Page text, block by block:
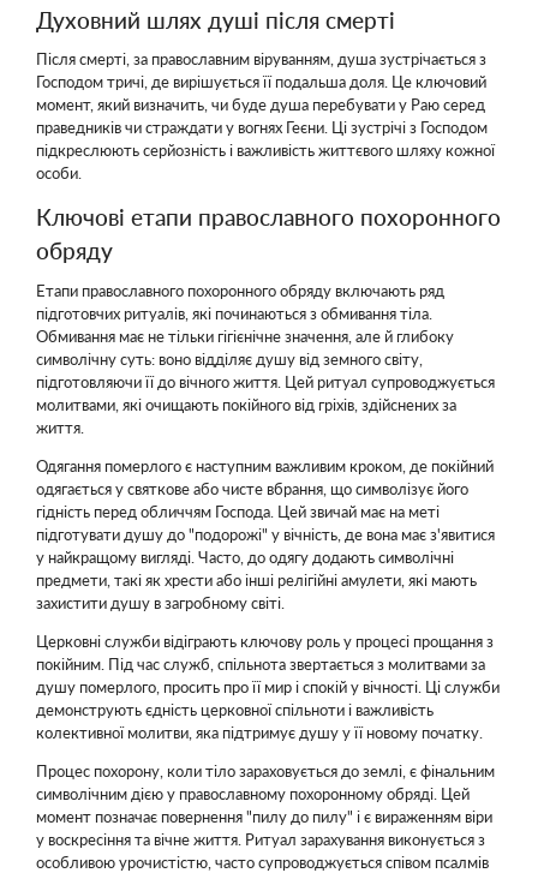
Духовний шлях душі після смерті
Після смерті, за православним віруванням, душа зустрічається з
Господом тричі, де вирішується її подальша доля. Це ключовий
момент, який визначить, чи буде душа перебувати у Раю серед
праведників чи страждати у вогнях Геєни. Ці зустрічі з Господом
підкреслюють серйозність і важливість життєвого шляху кожної
особи.
Ключові етапи православного похоронного
обряду
Етапи православного похоронного обряду включають ряд
підготовчих ритуалів, які починаються з обмивання тіла.
Обмивання має не тільки гігієнічне значення, але й глибоку
символічну суть: воно відділяє душу від земного світу,
підготовляючи її до вічного життя. Цей ритуал супроводжується
молитвами, які очищають покійного від гріхів, здійснених за
життя.
Одягання померлого є наступним важливим кроком, де покійний
одягається у святкове або чисте вбрання, що символізує його
гідність перед обличчям Господа. Цей звичай має на меті
підготувати душу до "подорожі" у вічність, де вона має з'явитися
у найкращому вигляді. Часто, до одягу додають символічні
предмети, такі як хрести або інші релігійні амулети, які мають
захистити душу в загробному світі.
Церковні служби відіграють ключову роль у процесі прощання з
покійним. Під час служб, спільнота звертається з молитвами за
душу померлого, просить про її мир і спокій у вічності. Ці служби
демонструють єдність церковної спільноти і важливість
колективної молитви, яка підтримує душу у її новому початку.
Процес похорону, коли тіло зараховується до землі, є фінальним
символічним дією у православному похоронному обряді. Цей
момент позначає повернення "пилу до пилу" і є вираженням віри
у воскресіння та вічне життя. Ритуал зарахування виконується з
особливою урочистістю, часто супроводжується співом псалмів